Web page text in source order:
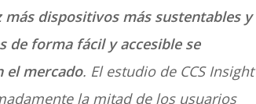
más dispositivos más sustentables y
de forma fácil y accesible se
el mercado. El estudio de CCS Insight
la mitad de los usuarios